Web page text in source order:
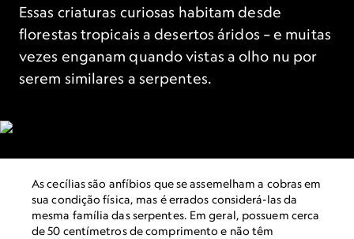
Essas criaturas curiosas habitam desde
florestas tropicais a desertos áridos – e muitas
vezes enganam quando vistas a olho nu por
serem similares a serpentes.
As cecílias são anfíbios que se assemelham a cobras em
sua condição física, mas é errados considerá-las da
mesma família das serpentes. Em geral, possuem cerca
de 50 centímetros de comprimento e não têm